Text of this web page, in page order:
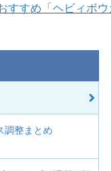
ャソードの作り方
すすめ「ヘビィボ
調整まとめ